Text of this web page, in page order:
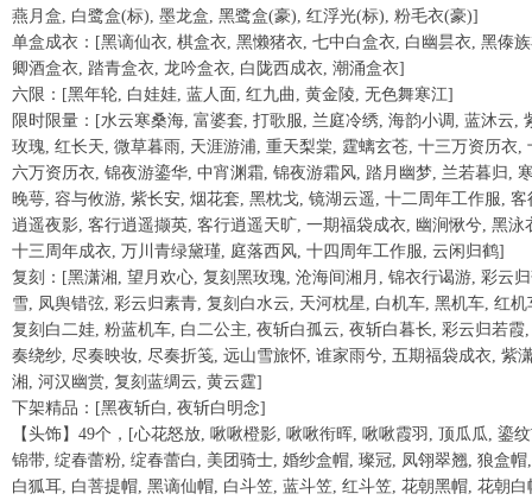
燕月盒, 白鹭盒(标), 墨龙盒, 黑鹭盒(豪), 红浮光(标), 粉毛衣(豪)]
单盒成衣：[黑谪仙衣, 棋盒衣, 黑懒猪衣, 七中白盒衣, 白幽昙衣, 黑傣
卿酒盒衣, 踏青盒衣, 龙吟盒衣, 白陇西成衣, 潮涌盒衣]
六限：[黑年轮, 白娃娃, 蓝人面, 红九曲, 黄金陵, 无色舞寒江]
限时限量：[水云寒桑海, 富婆套, 打歌服, 兰庭冷绣, 海韵小调, 蓝沐云,
玫瑰, 红长天, 微草暮雨, 天涯游浦, 重天梨棠, 霆螭玄苍, 十三万资历衣,
六万资历衣, 锦夜游鎏华, 中宵渊霜, 锦夜游霜风, 踏月幽梦, 兰若暮归,
晚萼, 容与攸游, 紫长安, 烟花套, 黑枕戈, 镜湖云遥, 十二周年工作服, 客
逍遥夜影, 客行逍遥撷英, 客行逍遥天旷, 一期福袋成衣, 幽涧愀兮, 黑泳
十三周年成衣, 万川青绿黛瑾, 庭落西风, 十四周年工作服, 云闲归鹤]
复刻：[黑潇湘, 望月欢心, 复刻黑玫瑰, 沧海间湘月, 锦衣行谒游, 彩云
雪, 凤舆错弦, 彩云归素青, 复刻白水云, 天河枕星, 白机车, 黑机车, 红机
复刻白二娃, 粉蓝机车, 白二公主, 夜斩白孤云, 夜斩白暮长, 彩云归若霞
奏绕纱, 尽奏映妆, 尽奏折笺, 远山雪旅怀, 谁家雨兮, 五期福袋成衣, 紫
湘, 河汉幽赏, 复刻蓝绸云, 黄云霆]
下架精品：[黑夜斩白, 夜斩白明念]
【头饰】49个，[心花怒放, 啾啾橙影, 啾啾衔晖, 啾啾霞羽, 顶瓜瓜, 鎏
锦带, 绽春蕾粉, 绽春蕾白, 美团骑士, 婚纱盒帽, 璨冠, 凤翎翠翘, 狼盒帽,
白狐耳, 白菩提帽, 黑谪仙帽, 白斗笠, 蓝斗笠, 红斗笠, 花朝黑帽, 花朝白